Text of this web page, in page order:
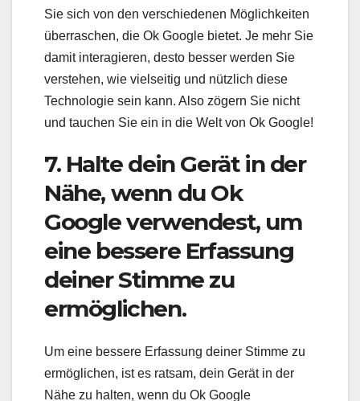
Sie sich von den verschiedenen Möglichkeiten
überraschen, die Ok Google bietet. Je mehr Sie
damit interagieren, desto besser werden Sie
verstehen, wie vielseitig und nützlich diese
Technologie sein kann. Also zögern Sie nicht
und tauchen Sie ein in die Welt von Ok Google!
7. Halte dein Gerät in der
Nähe, wenn du Ok
Google verwendest, um
eine bessere Erfassung
deiner Stimme zu
ermöglichen.
Um eine bessere Erfassung deiner Stimme zu
ermöglichen, ist es ratsam, dein Gerät in der
Nähe zu halten, wenn du Ok Google